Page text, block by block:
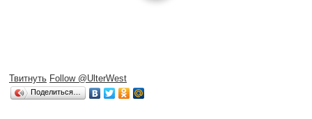
Твитнуть Follow @UlterWest
Поделиться…